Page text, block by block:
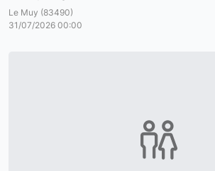
Le Muy (83490)
31/07/2026 00:00